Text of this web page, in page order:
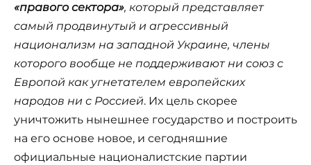
«правого сектора», который представляет
самый продвинутый и агрессивный
национализм на западной Украине, члены
которого вообще не поддерживают ни союз с
Европой как угнетателем европейских
народов ни с Россией. Их цель скорее
уничтожить нынешнее государство и построить
на его основе новое, и сегодняшние
официальные националистские партии